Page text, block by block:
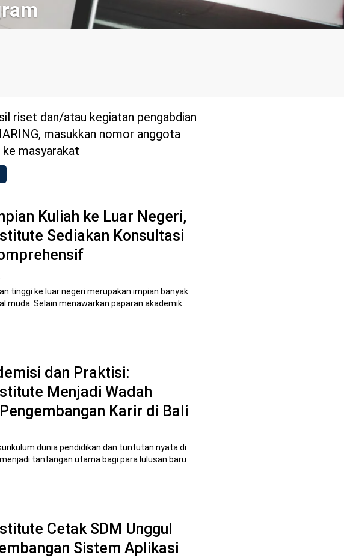
riset dan/atau kegiatan pengabdian
masukkan nomor anggota
masyarakat
Kuliah ke Luar Negeri,
Sediakan Konsultasi
tinggi ke luar negeri merupakan impian banyak
muda. Selain menawarkan paparan akademik
dan Praktisi:
Menjadi Wadah
Karir di Bali
dunia pendidikan dan tuntutan nyata di
tantangan utama bagi para lulusan baru
Cetak SDM Unggul
Sistem Aplikasi